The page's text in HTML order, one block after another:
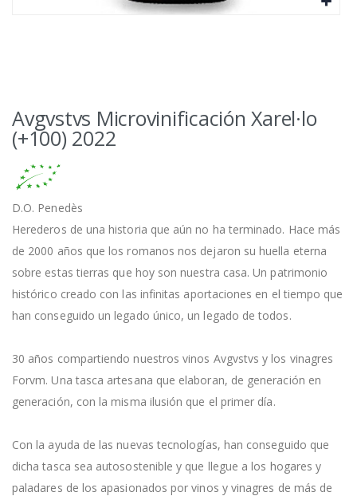
Avgvstvs Microvinificación Xarel·lo
(+100) 2022
D.O. Penedès
Herederos de una historia que aún no ha terminado. Hace más
de 2000 años que los romanos nos dejaron su huella eterna
sobre estas tierras que hoy son nuestra casa. Un patrimonio
histórico creado con las infinitas aportaciones en el tiempo que
han conseguido un legado único, un legado de todos.
30 años compartiendo nuestros vinos Avgvstvs y los vinagres
Forvm. Una tasca artesana que elaboran, de generación en
generación, con la misma ilusión que el primer día.
Con la ayuda de las nuevas tecnologías, han conseguido que
dicha tasca sea autosostenible y que llegue a los hogares y
paladares de los apasionados por vinos y vinagres de más de